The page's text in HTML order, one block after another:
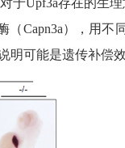
于Upf3a存在的生理
Capn3a），用不
可能是遗传补偿